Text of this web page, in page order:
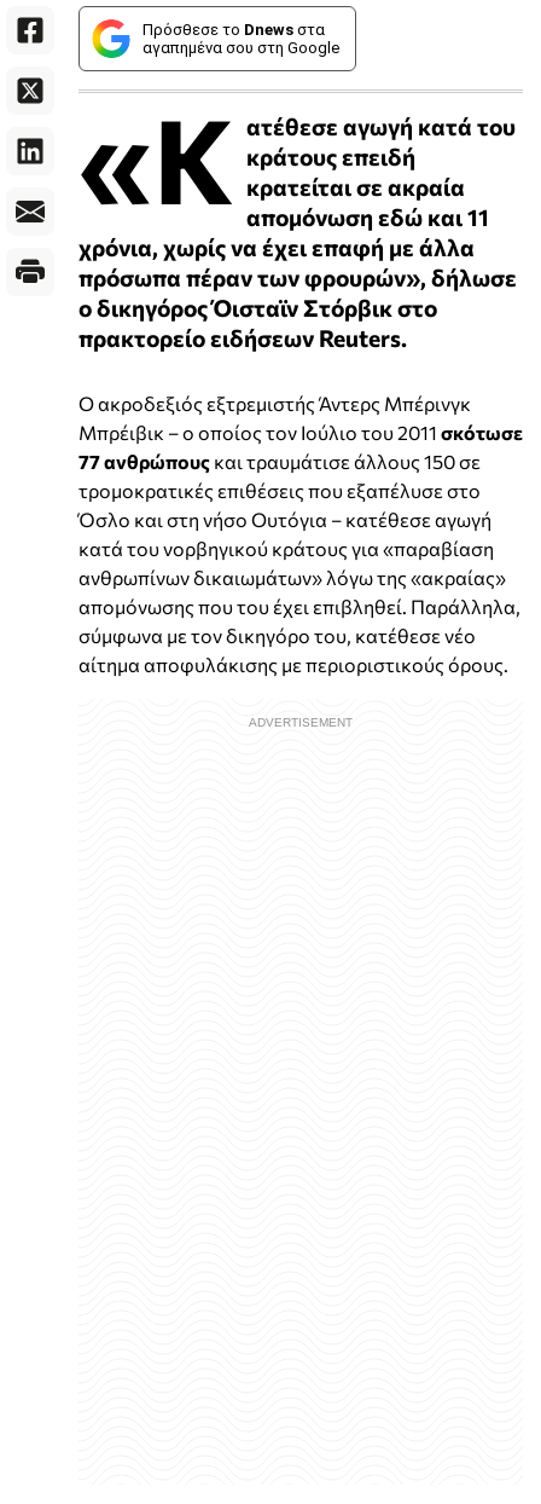
Πρόσθεσε το Dnews στα
αγαπημένα σου στη Google
«Κ ατέθεσε αγωγή κατά του
κράτους επειδή
κρατείται σε ακραία
απομόνωση εδώ και 11
χρόνια, χωρίς να έχει επαφή με άλλα
πρόσωπα πέραν των φρουρών», δήλωσε
ο δικηγόρος Όισταϊν Στόρβικ στο
πρακτορείο ειδήσεων Reuters.
Ο ακροδεξιός εξτρεμιστής Άντερς Μπέρινγκ
Μπρέιβικ – ο οποίος τον Ιούλιο του 2011 σκότωσε
77 ανθρώπους και τραυμάτισε άλλους 150 σε
τρομοκρατικές επιθέσεις που εξαπέλυσε στο
Όσλο και στη νήσο Ουτόγια – κατέθεσε αγωγή
κατά του νορβηγικού κράτους για «παραβίαση
ανθρωπίνων δικαιωμάτων» λόγω της «ακραίας»
απομόνωσης που του έχει επιβληθεί. Παράλληλα,
σύμφωνα με τον δικηγόρο του, κατέθεσε νέο
αίτημα αποφυλάκισης με περιοριστικούς όρους.